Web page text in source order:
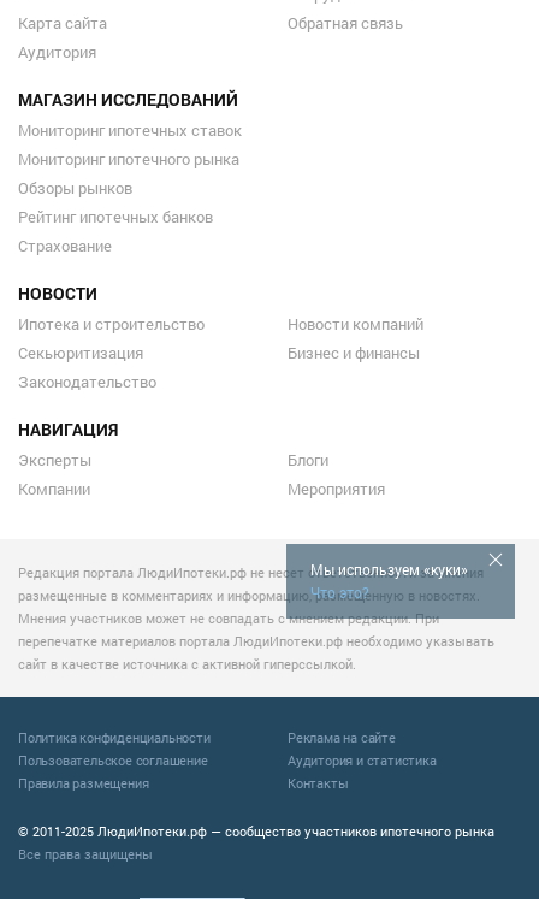
Мы используем «куки»
Что это?
Карта сайта
Аудитория
Обратная связь
МАГАЗИН ИССЛЕДОВАНИЙ
Мониторинг ипотечных ставок
Мониторинг ипотечного рынка
Обзоры рынков
Рейтинг ипотечных банков
Страхование
НОВОСТИ
Ипотека и строительство
Секьюритизация
Законодательство
Новости компаний
Бизнес и финансы
НАВИГАЦИЯ
Эксперты
Компании
Блоги
Мероприятия
Редакция портала ЛюдиИпотеки.рф не несет ответственности за мнения
размещенные в комментариях и информацию, размещенную в новостях.
Мнения участников может не совпадать с мнением редакции. При
перепечатке материалов портала ЛюдиИпотеки.рф необходимо указывать
сайт в качестве источника с активной гиперссылкой.
© 2011-2025 ЛюдиИпотеки.рф — сообщество участников ипотечного рынка
Все права защищены
Политика конфиденциальности
Пользовательское соглашение
Правила размещения
Реклама на сайте
Аудитория и статистика
Контакты